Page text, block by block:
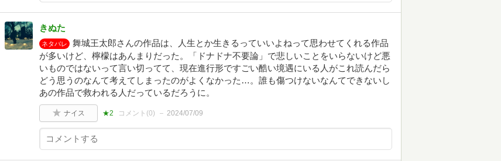
きぬた
ネタバレ
舞城王太郎さんの作品は、人生とか生きるっていいよねって思わせてくれる作品
が多いけど、檸檬はあんまりだった。「ドナドナ不要論」で悲しいことをいらないけど悪
いものではないって言い切ってて、現在進行形ですごい酷い境遇にいる人がこれ読んだら
どう思うのなんて考えてしまったのがよくなかった…。誰も傷つけないなんてできないし
あの作品で救われる人だっているだろうに。
ナイス ★2 コメント(0) 2024/07/09